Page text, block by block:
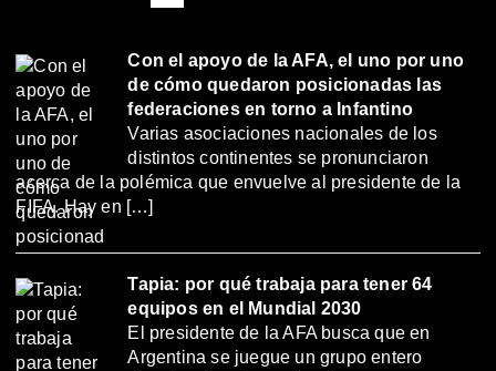
Con el apoyo de la AFA, el uno por uno
de cómo quedaron posicionadas las
federaciones en torno a Infantino
Varias asociaciones nacionales de los
distintos continentes se pronunciaron
acerca de la polémica que envuelve al presidente de la
FIFA. Hay en […]
Tapia: por qué trabaja para tener 64
equipos en el Mundial 2030
El presidente de la AFA busca que en
Argentina se juegue un grupo entero